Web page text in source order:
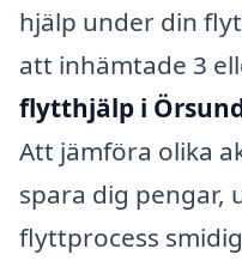
hjälp under din
att inhämtade 3
flytthjälp i
Att jämföra olika
spara dig pengar,
flyttprocess